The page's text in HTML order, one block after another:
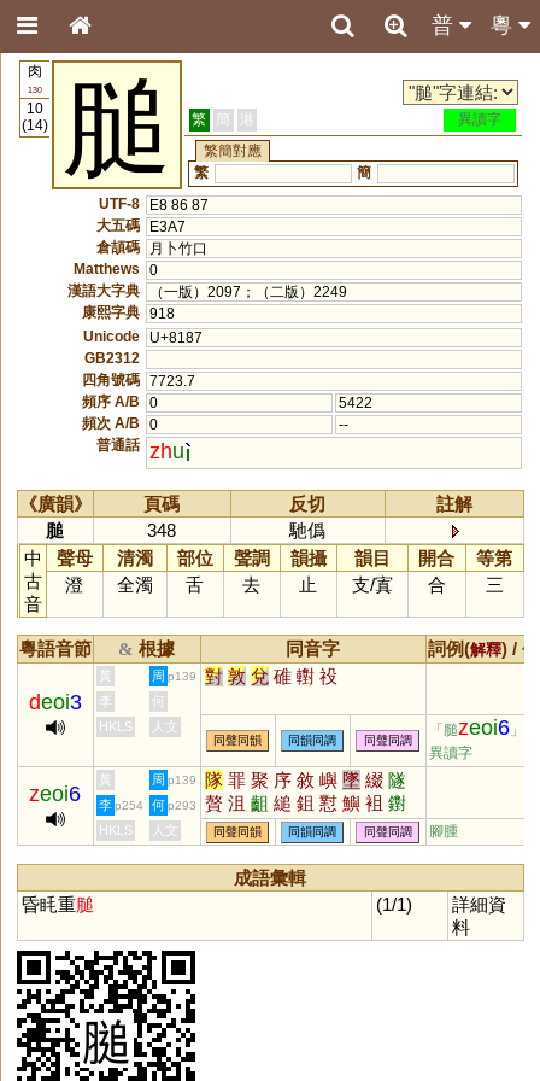
粵
普
肉
130
10
(14)
膇 繁 簡 港
異讀字
繁簡對應
繁
簡
UTF-8
E8 86 87
大五碼
E3A7
倉頡碼
月卜竹口
Matthews
0
漢語大字典
（一版）2097；（二版）2249
康熙字典 918
Unicode
U+8187
GB2312
四角號碼 7723.7
頻序 A/B
0
5422
頻次 A/B
0
--
普通話 zhu
《廣韻》 頁碼 反切
註解
膇
348
馳僞
中
古
音
聲母 清濁 部位 聲調 韻攝 韻目 開合
等第
澄
全濁 舌 去 止 支/寘 合 三
粵語音節 & 根據 同音字 詞例(解釋) /
deoi3
黃 周 p139 對 敦 兌 碓 轛 祋
李
何
HKLS
人文
同聲同韻 同韻同調 同聲同調
「膇zeoi6 」的
異讀字
zeoi6
黃 周 p139 隊 罪 聚 序 敘 嶼 墜 綴 隧
贅 沮 齟 縋 鉏 懟 鱮 袓 鑆
焣 檌 娷 垿 沀 蕞 芧 藇 諈
硾 甀 怚 漵
李 p254 何 p293
HKLS 人文 同聲同韻 同韻同調 同聲同調 腳腫
成語彙輯
昏眊重膇 (1/1)
詳細資
料